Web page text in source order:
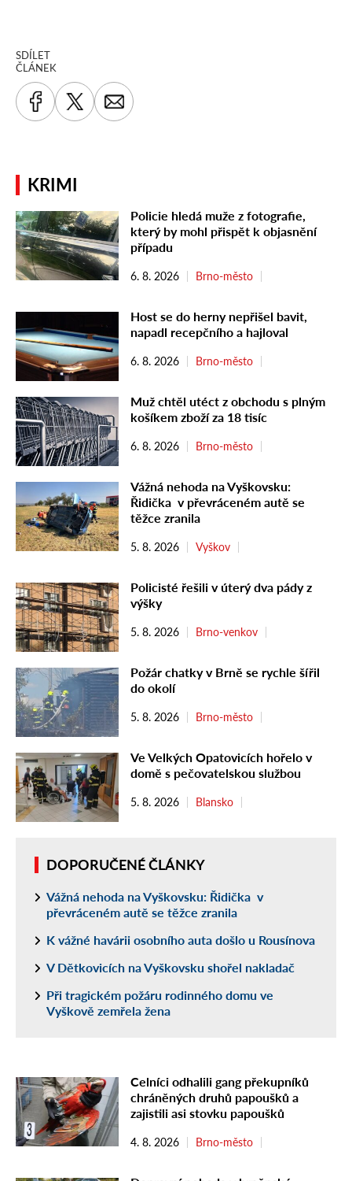
SDÍLET
ČLÁNEK
KRIMI
Policie hledá muže z fotografie,
který by mohl přispět k objasnění
případu
6. 8. 2026 Brno-město
Host se do herny nepřišel bavit,
napadl recepčního a hajloval
6. 8. 2026 Brno-město
Muž chtěl utéct z obchodu s plným
košíkem zboží za 18 tisíc
6. 8. 2026 Brno-město
Vážná nehoda na Vyškovsku:
Řidička v převráceném autě se
těžce zranila
5. 8. 2026 Vyškov
Policisté řešili v úterý dva pády z
výšky
5. 8. 2026 Brno-venkov
Požár chatky v Brně se rychle šířil
do okolí
5. 8. 2026 Brno-město
Ve Velkých Opatovicích hořelo v
domě s pečovatelskou službou
5. 8. 2026 Blansko
DOPORUČENÉ ČLÁNKY
Vážná nehoda na Vyškovsku: Řidička v
převráceném autě se těžce zranila
K vážné havárii osobního auta došlo u Rousínova
V Dětkovicích na Vyškovsku shořel nakladač
Při tragickém požáru rodinného domu ve
Vyškově zemřela žena
Celníci odhalili gang překupníků
chráněných druhů papoušků a
zajistili asi stovku papoušků
4. 8. 2026 Brno-město